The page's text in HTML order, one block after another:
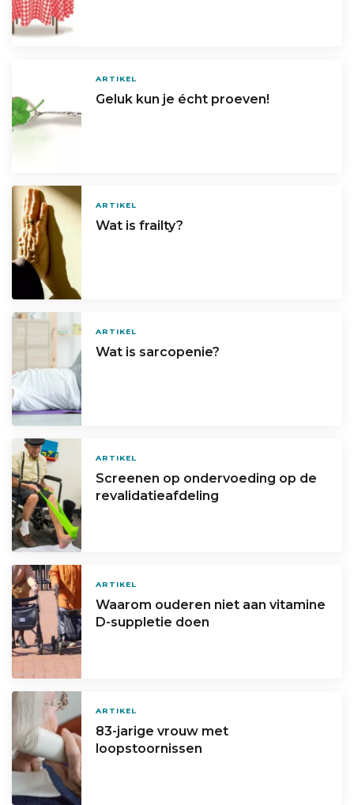
ARTIKEL
Geluk kun je écht proeven!
ARTIKEL
Wat is frailty?
ARTIKEL
Wat is sarcopenie?
ARTIKEL
Screenen op ondervoeding op de
revalidatieafdeling
ARTIKEL
Waarom ouderen niet aan vitamine
D-suppletie doen
ARTIKEL
83-jarige vrouw met
loopstoornissen